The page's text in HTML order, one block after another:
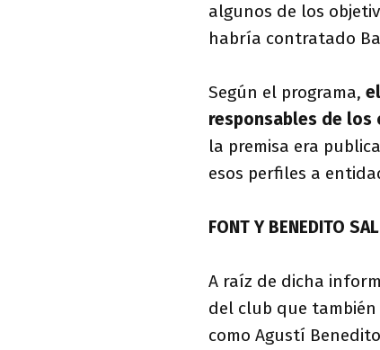
algunos de los
habría contratado
Según el programa,
responsables de los
la premisa era
esos perfiles a
FONT Y BENEDITO
A raíz de dicha
del club que también
como Agustí